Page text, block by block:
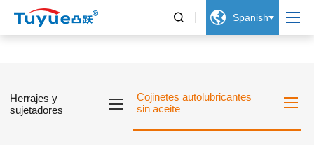
  Spanish
Herrajes y
sujetadores
Cojinetes autolubricantes
sin aceite